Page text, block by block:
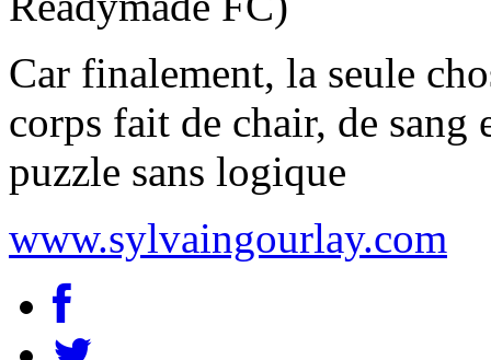
Car finalement, la seule
corps fait de chair, de sang
puzzle sans logique
www.sylvaingourlay.com